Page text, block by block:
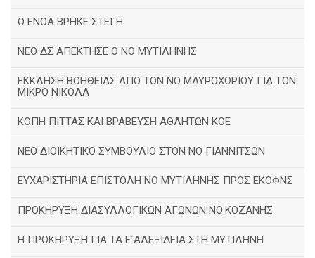
Ο ΕΝΟΑ ΒΡΗΚΕ ΣΤΕΓΗ
ΝΕΟ ΔΣ ΑΠΕΚΤΗΣΕ Ο ΝΟ ΜΥΤΙΛΗΝΗΣ
ΕΚΚΛΗΣΗ ΒΟΗΘΕΙΑΣ ΑΠΟ ΤΟΝ ΝΟ ΜΑΥΡΟΧΩΡΙΟΥ ΓΙΑ ΤΟΝ
ΜΙΚΡΟ ΝΙΚΟΛΑ
ΚΟΠΗ ΠΙΤΤΑΣ ΚΑΙ ΒΡΑΒΕΥΣΗ ΑΘΛΗΤΩΝ ΚΟΕ
ΝΕΟ ΔΙΟΙΚΗΤΙΚΟ ΣΥΜΒΟΥΛΙΟ ΣΤΟΝ ΝΟ ΓΙΑΝΝΙΤΣΩΝ
ΕΥΧΑΡΙΣΤΗΡΙΑ ΕΠΙΣΤΟΛΗ ΝΟ ΜΥΤΙΛΗΝΗΣ ΠΡΟΣ ΕΚΟΦΝΣ
ΠΡΟΚΗΡΥΞΗ ΔΙΑΣΥΛΛΟΓΙΚΩΝ ΑΓΩΝΩΝ ΝΟ.ΚΟΖΑΝΗΣ
Η ΠΡΟΚΗΡΥΞΗ ΓΙΑ ΤΑ Ε΄ΑΛΕΞΙΔΕΙΑ ΣΤΗ ΜΥΤΙΛΗΝΗ